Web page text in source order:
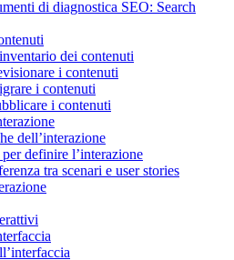
di diagnostica SEO: Search
dei contenuti
i contenuti
i contenuti
i contenuti
dell’interazione
definire l’interazione
tra scenari e user stories